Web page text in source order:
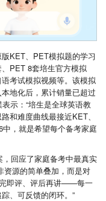
KET、PET模拟题的学习
PET 8套培生官方模拟
考试模拟视频等。该模拟
地化后，累计销量已超过
示：“培生是全球英语教
和难度曲线最接近KET、
，就是希望每个备考家庭
回应了家庭备考中最真实
资源的简单叠加，而是对
完即评、评后再讲——每一
、可反馈的闭环。”